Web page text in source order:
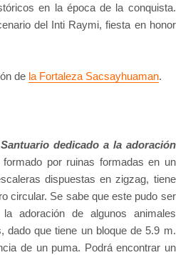
en la época de la conquista.
del Inti Raymi, fiesta en honor
de la Fortaleza Sacsayhuaman.
Santuario dedicado a la adoración
por ruinas formadas en un
dispuestas en zigzag, tiene
circular. Se sabe que este pudo ser
adoración de algunos animales
dado que tiene un bloque de 5.9 m.
de un puma. Podrá encontrar un